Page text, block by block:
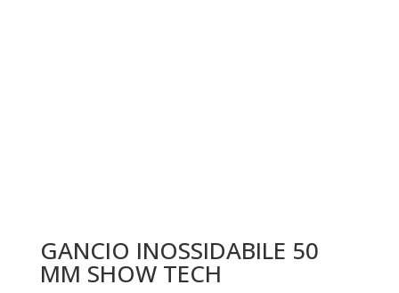
GANCIO INOSSIDABILE 50
MM SHOW TECH